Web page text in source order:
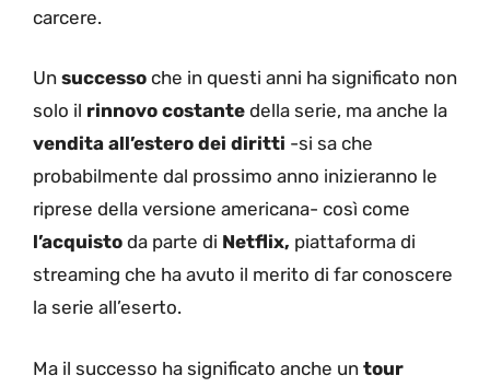
carcere.
Un successo che in questi anni ha significato non
solo il rinnovo costante della serie, ma anche la
vendita all’estero dei diritti -si sa che
probabilmente dal prossimo anno inizieranno le
riprese della versione americana- così come
l’acquisto da parte di Netflix, piattaforma di
streaming che ha avuto il merito di far conoscere
la serie all’eserto.
Ma il successo ha significato anche un tour